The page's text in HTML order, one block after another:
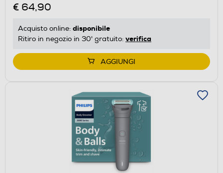
€ 64,90
Acquisto online: disponibile
Ritiro in negozio in 30' gratuito: verifica
AGGIUNGI